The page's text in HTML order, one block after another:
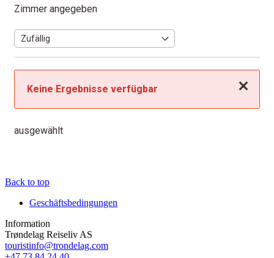
Zimmer angegeben
Schließen
Keine Ergebnisse verfügbar
ausgewählt
Back to top
Geschäftsbedingungen
Information
Trøndelag Reiseliv AS
touristinfo@trondelag.com